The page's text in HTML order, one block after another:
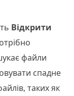
Відкрити
файли
спадне
таких як